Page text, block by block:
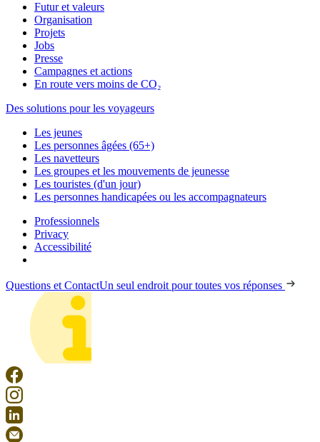
Futur et valeurs
Organisation
Projets
Jobs
Presse
Campagnes et actions
En route vers moins de CO₂
Des solutions pour les voyageurs
Les jeunes
Les personnes âgées (65+)
Les navetteurs
Les groupes et les mouvements de jeunesse
Les touristes (d'un jour)
Les personnes handicapées ou les accompagnateurs
Professionnels
Privacy
Accessibilité
Questions et ContactUn seul endroit pour toutes vos réponses